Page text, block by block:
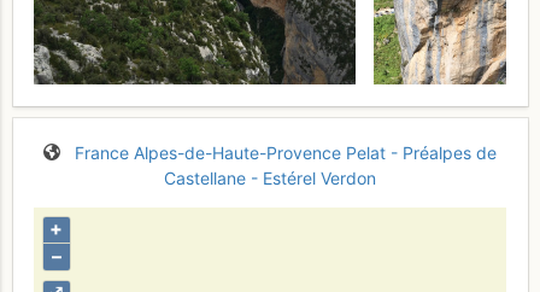
France Alpes-de-Haute-Provence Pelat - Préalpes de
Castellane - Estérel Verdon
+
–